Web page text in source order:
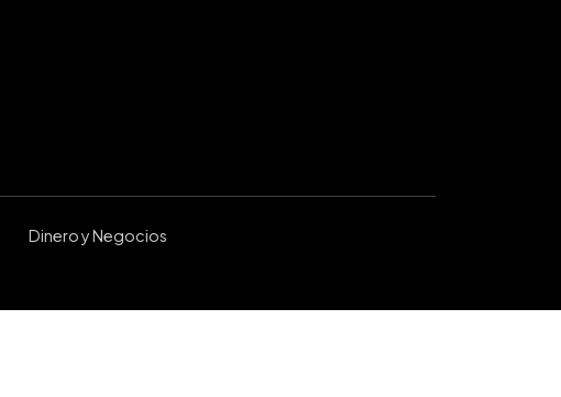
Dinero y Negocios